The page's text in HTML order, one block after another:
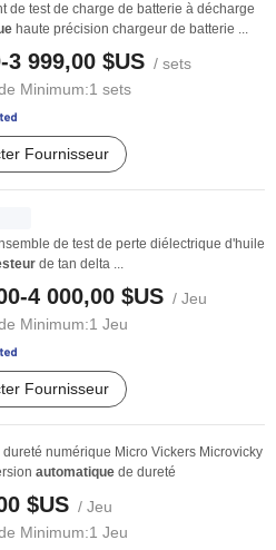
de test de charge de batterie à décharge
haute précision chargeur de batterie ...
3 999,00 $US / sets
Minimum:1 sets
Fournisseur
de test de perte diélectrique d'huile
de tan delta ...
4 000,00 $US / Jeu
Minimum:1 Jeu
Fournisseur
dureté numérique Micro Vickers Microvicky
automatique de dureté
$US / Jeu
Minimum:1 Jeu